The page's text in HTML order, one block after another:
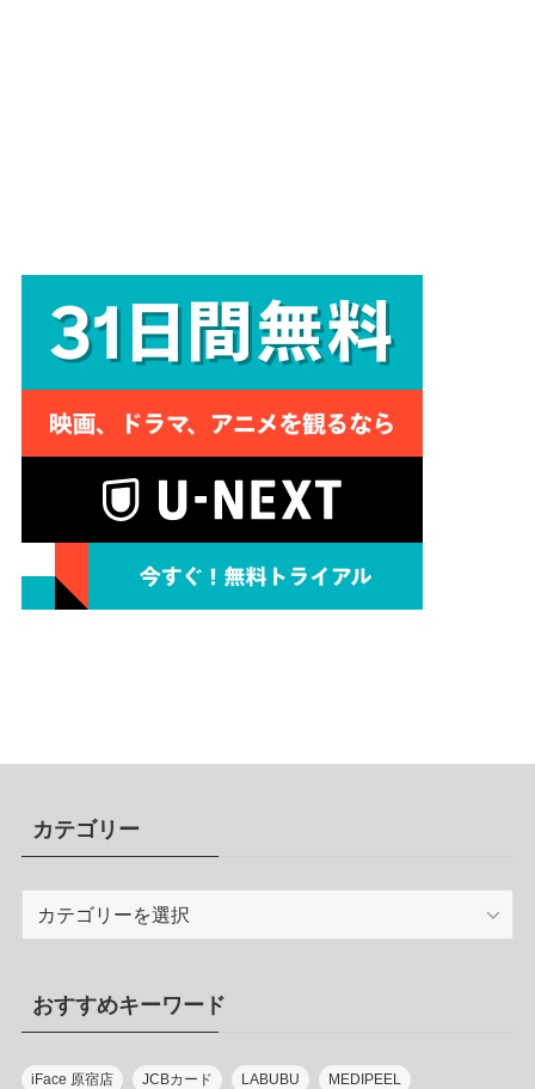
カテゴリー
リ
ー
おすすめキーワード
iFace 原宿店 JCBカード LABUBU MEDIPEEL